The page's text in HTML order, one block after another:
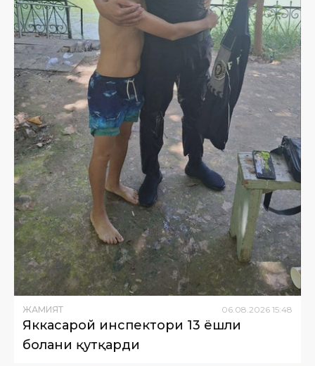
ЖАМИЯТ 06 08 2026 15:48
Яккасарой инспектори 13 ёшли
болани қутқарди